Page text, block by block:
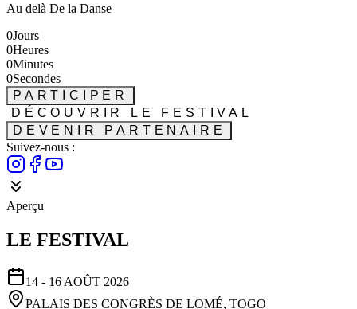
Au delà De la Danse
0Jours
0Heures
0Minutes
0Secondes
PARTICIPER
DÉCOUVRIR LE FESTIVAL
DEVENIR PARTENAIRE
Suivez-nous :
Aperçu
LE FESTIVAL
14 - 16 AOÛT 2026
PALAIS DES CONGRÈS DE LOMÉ, TOGO